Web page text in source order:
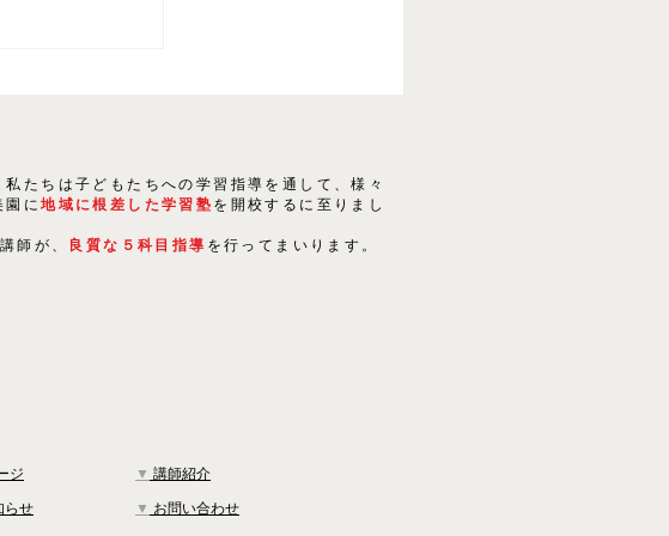
私たちは子どもたちへの学習指導を通して、様々
園に地域に根差した学習塾 を開校するに至りまし
師が、
良質な５科目指導 を行ってまいります。
ジ ▼ 講師紹介
らせ ▼ お問い合わせ